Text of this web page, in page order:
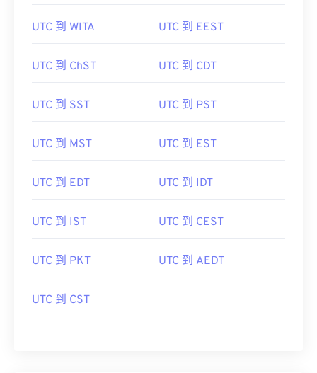
UTC 到 WITA UTC 到 EEST
UTC 到 ChST UTC 到 CDT
UTC 到 SST UTC 到 PST
UTC 到 MST UTC 到 EST
UTC 到 EDT UTC 到 IDT
UTC 到 IST UTC 到 CEST
UTC 到 PKT UTC 到 AEDT
UTC 到 CST